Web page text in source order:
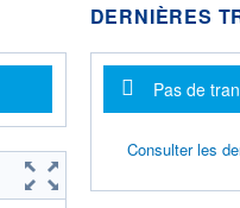
DERNIÈRES
Message
Pas de
Consulter les